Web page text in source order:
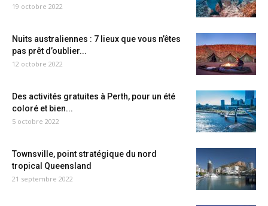
19 octobre 2022
Nuits australiennes : 7 lieux que vous n’êtes
pas prêt d’oublier...
12 octobre 2022
Des activités gratuites à Perth, pour un été
coloré et bien...
5 octobre 2022
Townsville, point stratégique du nord
tropical Queensland
21 septembre 2022